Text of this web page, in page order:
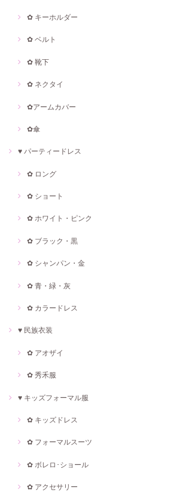
✿ キーホルダー
✿ ベルト
✿ 靴下
✿ ネクタイ
✿アームカバー
✿傘
♥ パーティードレス
✿ ロング
✿ ショート
✿ ホワイト・ピンク
✿ ブラック・黒
✿ シャンパン・金
✿ 青・緑・灰
✿ カラードレス
♥ 民族衣装
✿ アオザイ
✿ 秀禾服
♥ キッズフォーマル服
✿ キッズドレス
✿ フォーマルスーツ
✿ ボレロ･ショール
✿ アクセサリー